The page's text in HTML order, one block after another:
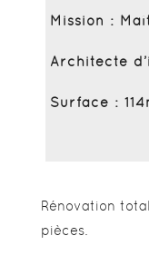
Mission :
Architecte
Surface :
Rénovation
pièces.